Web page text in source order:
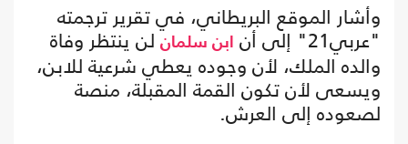
وأشار الموقع البريطاني، في تقرير ترجمته
"عربي21" إلى أن ابن سلمانلن ينتظر وفاة
والده الملك، لأن وجوده يعطي شرعية للابن،
ويسعى لأن تكون القمة المقبلة، منصة
لصعوده إلى العرش.